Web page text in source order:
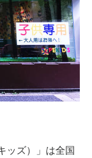
ッズ）」は全国